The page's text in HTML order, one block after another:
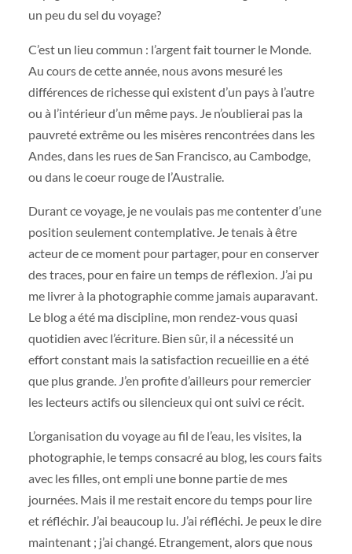
un peu du sel du voyage?
C’est un lieu commun : l’argent fait tourner le Monde.
Au cours de cette année, nous avons mesuré les
différences de richesse qui existent d’un pays à l’autre
ou à l’intérieur d’un même pays. Je n’oublierai pas la
pauvreté extrême ou les misères rencontrées dans les
Andes, dans les rues de San Francisco, au Cambodge,
ou dans le coeur rouge de l’Australie.
Durant ce voyage, je ne voulais pas me contenter d’une
position seulement contemplative. Je tenais à être
acteur de ce moment pour partager, pour en conserver
des traces, pour en faire un temps de réflexion. J’ai pu
me livrer à la photographie comme jamais auparavant.
Le blog a été ma discipline, mon rendez-vous quasi
quotidien avec l’écriture. Bien sûr, il a nécessité un
effort constant mais la satisfaction recueillie en a été
que plus grande. J’en profite d’ailleurs pour remercier
les lecteurs actifs ou silencieux qui ont suivi ce récit.
L’organisation du voyage au fil de l’eau, les visites, la
photographie, le temps consacré au blog, les cours faits
avec les filles, ont empli une bonne partie de mes
journées. Mais il me restait encore du temps pour lire
et réfléchir. J’ai beaucoup lu. J’ai réfléchi. Je peux le dire
maintenant ; j’ai changé. Etrangement, alors que nous